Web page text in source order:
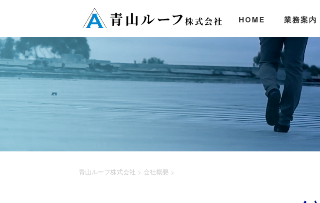
HOME 業務案内
青山ルーフ株式会社 > 会社概要 >